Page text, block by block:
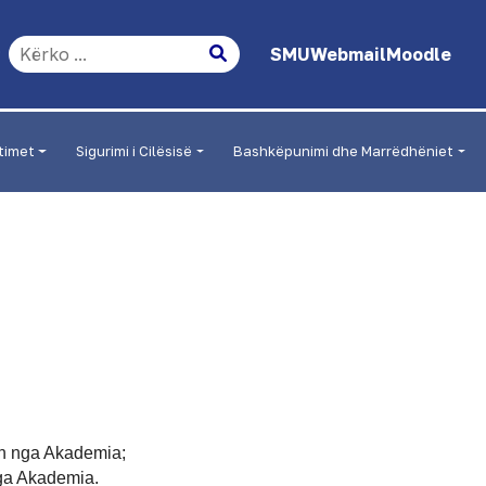
SMUWebmailMoodle
Sigurimi i Cilësisë Bashkëpunimi dhe Marrëdhëniet
nga Akademia;
Akademia.